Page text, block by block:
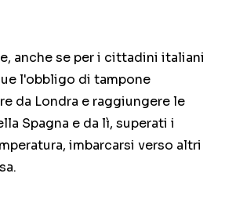
anche se per i cittadini italiani
l'obbligo di tampone
da Londra e raggiungere le
Spagna e da lì, superati i
imbarcarsi verso altri